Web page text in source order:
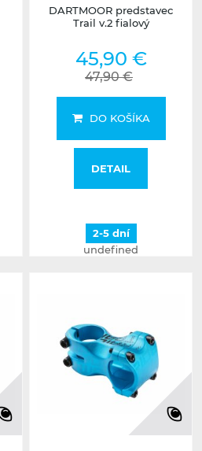
DARTMOOR predstavec
Trail v.2 fialový
45,90 €
47,90 €
DO KOŠÍKA
DETAIL
2-5 dní
undefined